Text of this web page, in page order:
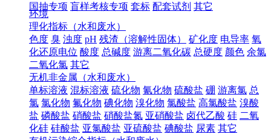
国抽专项 盲样考核专项 套标 配套试剂 其它
环境
理化指标（水和废水）
色度 臭 浊度 pH 残渣（溶解性固体） 矿化度 电导率 氧
化还原电位 酸度 总碱度 游离二氧化碳 总硬度 颜色 余氯
二氧化氯 其它
无机非金属（水和废水）
单标溶液 混标溶液 硫化物 氰化物 硫酸盐 硼 游离氯 总
氯 氯化物 氟化物 碘化物 溴化物 氯酸盐 高氯酸盐 溴酸
盐 磷酸盐 硝酸盐 硝酸盐氮 亚硝酸盐 卤代乙酸 硅 二氧
化硅 硅酸盐 亚氯酸盐 亚硫酸盐 碘酸盐 尿素 其它